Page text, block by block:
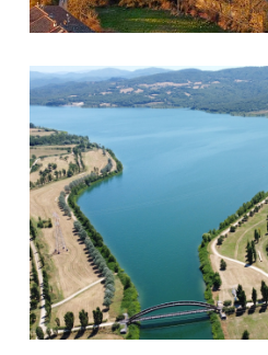
Bilancino